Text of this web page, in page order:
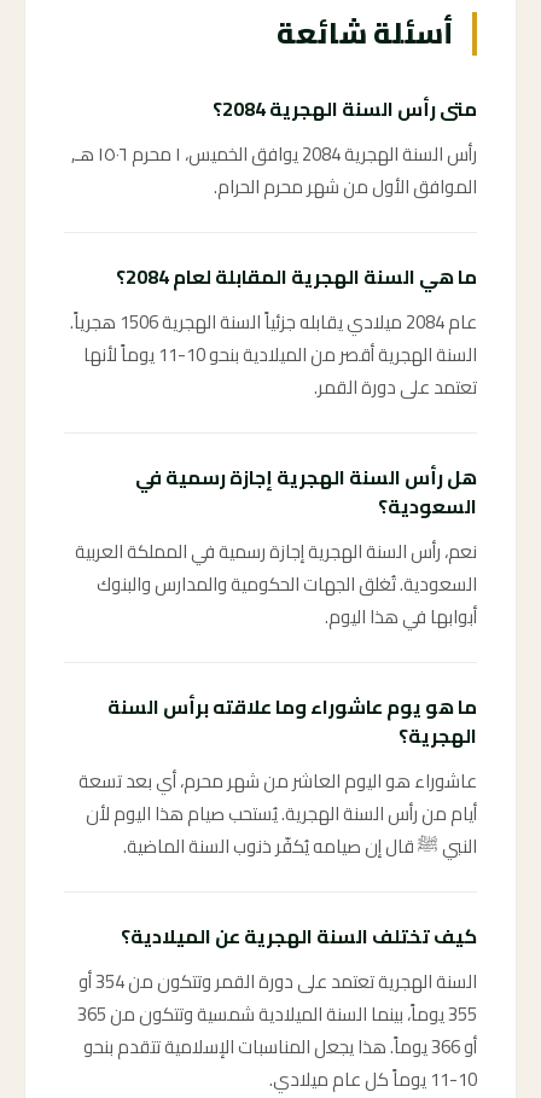
أسئلة شائعة
متى رأس السنة الهجرية 2084؟
رأس السنة الهجرية 2084 يوافق الخميس، ١ محرم ١٥٠٦ هـ,
الموافق الأول من شهر محرم الحرام.
ما هي السنة الهجرية المقابلة لعام 2084؟
عام 2084 ميلادي يقابله جزئياً السنة الهجرية 1506 هجرياً.
السنة الهجرية أقصر من الميلادية بنحو 10-11 يوماً لأنها
تعتمد على دورة القمر.
هل رأس السنة الهجرية إجازة رسمية في
السعودية؟
نعم، رأس السنة الهجرية إجازة رسمية في المملكة العربية
السعودية. تُغلق الجهات الحكومية والمدارس والبنوك
أبوابها في هذا اليوم.
ما هو يوم عاشوراء وما علاقته برأس السنة
الهجرية؟
عاشوراء هو اليوم العاشر من شهر محرم، أي بعد تسعة
أيام من رأس السنة الهجرية. يُستحب صيام هذا اليوم لأن
النبي ﷺ قال إن صيامه يُكفّر ذنوب السنة الماضية.
كيف تختلف السنة الهجرية عن الميلادية؟
السنة الهجرية تعتمد على دورة القمر وتتكون من 354 أو
355 يوماً، بينما السنة الميلادية شمسية وتتكون من 365
أو 366 يوماً. هذا يجعل المناسبات الإسلامية تتقدم بنحو
10-11 يوماً كل عام ميلادي.